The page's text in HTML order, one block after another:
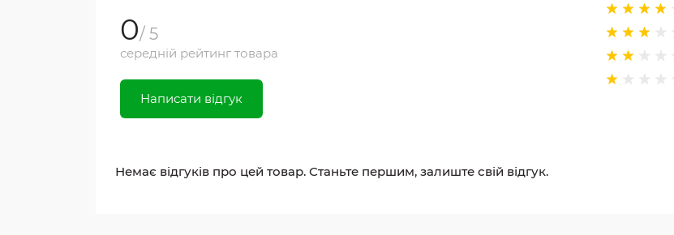
0/ 5
середній рейтинг товара
Написати відгук
Немає відгуків про цей товар. Станьте першим, залиште свій відгук.